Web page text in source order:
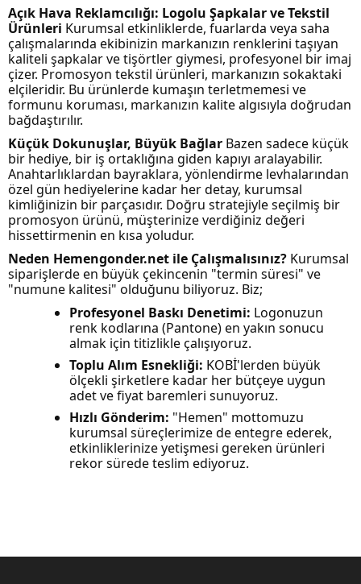
Açık Hava Reklamcılığı: Logolu Şapkalar ve Tekstil
Ürünleri Kurumsal etkinliklerde, fuarlarda veya saha
çalışmalarında ekibinizin markanızın renklerini taşıyan
kaliteli şapkalar ve tişörtler giymesi, profesyonel bir imaj
çizer. Promosyon tekstil ürünleri, markanızın sokaktaki
elçileridir. Bu ürünlerde kumaşın terletmemesi ve
formunu koruması, markanızın kalite algısıyla doğrudan
bağdaştırılır.
Küçük Dokunuşlar, Büyük Bağlar Bazen sadece küçük
bir hediye, bir iş ortaklığına giden kapıyı aralayabilir.
Anahtarlıklardan bayraklara, yönlendirme levhalarından
özel gün hediyelerine kadar her detay, kurumsal
kimliğinizin bir parçasıdır. Doğru stratejiyle seçilmiş bir
promosyon ürünü, müşterinize verdiğiniz değeri
hissettirmenin en kısa yoludur.
Neden Hemengonder.net ile Çalışmalısınız? Kurumsal
siparişlerde en büyük çekincenin "termin süresi" ve
"numune kalitesi" olduğunu biliyoruz. Biz;
Profesyonel Baskı Denetimi: Logonuzun
renk kodlarına (Pantone) en yakın sonucu
almak için titizlikle çalışıyoruz.
Toplu Alım Esnekliği: KOBİ'lerden büyük
ölçekli şirketlere kadar her bütçeye uygun
adet ve fiyat baremleri sunuyoruz.
Hızlı Gönderim: "Hemen" mottomuzu
kurumsal süreçlerimize de entegre ederek,
etkinliklerinize yetişmesi gereken ürünleri
rekor sürede teslim ediyoruz.